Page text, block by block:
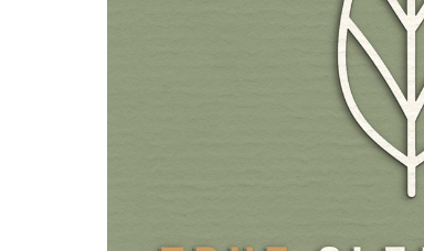
Nahrungsmitteln immer alle drei Formen
Hydroxocobalamin und Adenosylcobalamin
Auch die anderen Vitamine sind jeweils in
enthalten, wie zum Beispiel Vitamin B6 als
oder Vitamin B2 als R5P/FMN (Riboflavin-5-
Für Betain setzen wir unseren Premium